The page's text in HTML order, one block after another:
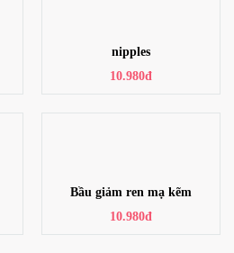
nipples
10.980đ
Bầu giảm ren mạ kẽm
10.980đ